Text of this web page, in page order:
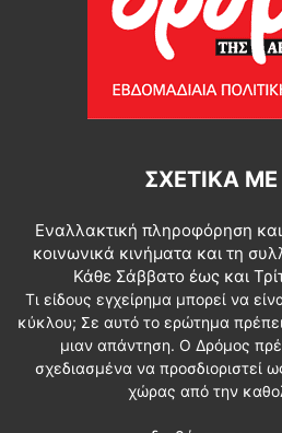
ΣΧΕΤΙΚΆ
Εναλλακτική πληροφόρηση
κοινωνικά κινήματα και τη
Κάθε Σάββατο έως και
Τι είδους εγχείρημα μπορεί να
κύκλου; Σε αυτό το ερώτημα
μιαν απάντηση. Ο Δρόμος
σχεδιασμένα να προσδιοριστεί
χώρας από την